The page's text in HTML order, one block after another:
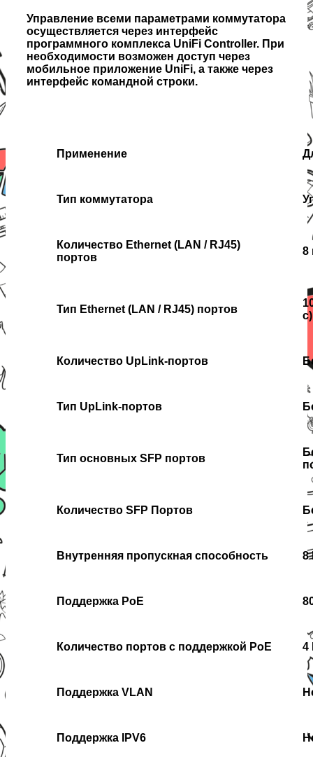
Управление всеми параметрами коммутатора
осуществляется через интерфейс
программного комплекса UniFi Controller. При
необходимости возможен доступ через
мобильное приложение UniFi, а также через
интерфейс командной строки.
Применение
Тип коммутатора
Количество Ethernet (LAN / RJ45)
портов
8
Тип Ethernet (LAN / RJ45) портов
с)
Количество UpLink-портов
Тип UpLink-портов
Тип основных SFP портов
Количество SFP Портов
Внутренняя пропускная способность 8
Поддержка PoE
Количество портов с поддержкой PoE 4
Поддержка VLAN
Поддержка IPV6